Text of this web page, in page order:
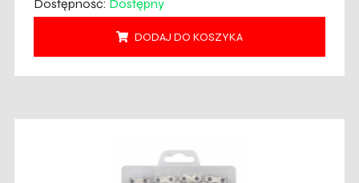
Dostępność: Dostępny
DODAJ DO KOSZYKA